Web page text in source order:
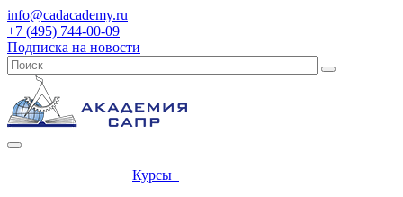
info@cadacademy.ru
+7 (495) 744-00-09
Подписка на новости
Курсы